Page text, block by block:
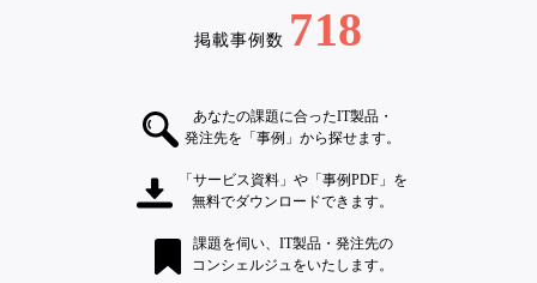
掲載事例数 718
あなたの課題に合ったIT製品・
発注先を「事例」から探せます。
「サービス資料」や「事例PDF」を
無料でダウンロードできます。
課題を伺い、IT製品・発注先の
コンシェルジュをいたします。